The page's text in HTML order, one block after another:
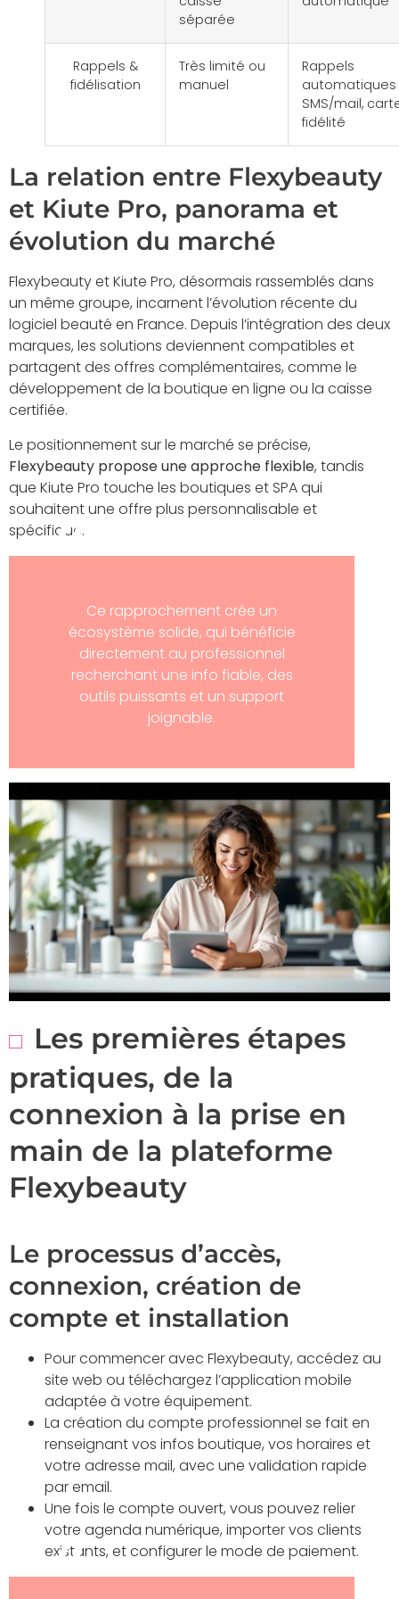
séparée
Rappels &
fidélisation
Très limité ou
manuel
Rappels
automatiques
SMS/mail,
fidélité
La relation entre Flexybeauty
et Kiute Pro, panorama et
évolution du marché
Flexybeauty et Kiute Pro, désormais rassemblés dans
un même groupe, incarnent l’évolution récente du
logiciel beauté en France. Depuis l’intégration des deux
marques, les solutions deviennent compatibles et
partagent des offres complémentaires, comme le
développement de la boutique en ligne ou la caisse
certifiée.
Le positionnement sur le marché se précise,
Flexybeauty propose une approche flexible, tandis
que Kiute Pro touche les boutiques et SPA qui
souhaitent une offre plus personnalisable et
spécifique.
Ce rapprochement crée un
écosystème solide, qui bénéficie
directement au professionnel
recherchant une info fiable, des
outils puissants et un support
joignable.
Les premières étapes
pratiques, de la
connexion à la prise en
main de la plateforme
Flexybeauty
Le processus d’accès,
connexion, création de
compte et installation
Pour commencer avec Flexybeauty, accédez au
site web ou téléchargez l’application mobile
adaptée à votre équipement.
La création du compte professionnel se fait en
renseignant vos infos boutique, vos horaires et
votre adresse mail, avec une validation rapide
par email.
Une fois le compte ouvert, vous pouvez relier
votre agenda numérique, importer vos clients
existants, et configurer le mode de paiement.